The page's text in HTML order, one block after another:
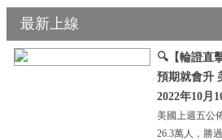
最新上線
🔍【輪證直
預期就會升
2022年10月
美國上週五公
26.3萬人，勝